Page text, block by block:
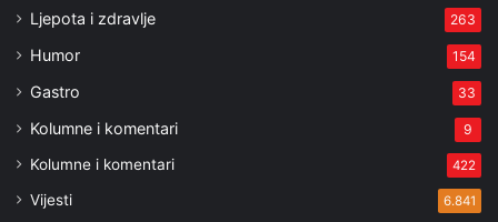
Ljepota i zdravlje 263
Humor 154
Gastro 33
Kolumne i komentari 9
Kolumne i komentari 422
Vijesti 6.841